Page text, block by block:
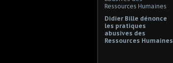
Didier Bille dénonce
les pratiques
abusives des
Ressources Humaines